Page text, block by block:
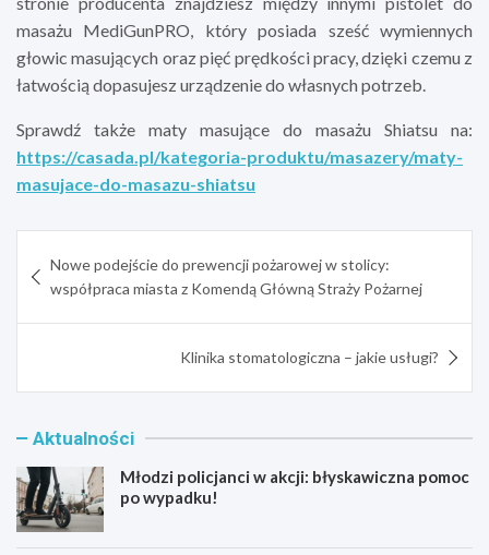
masażu MediGunPRO, który posiada sześć wymiennych
głowic masujących oraz pięć prędkości pracy, dzięki czemu z
łatwością dopasujesz urządzenie do własnych potrzeb.
Sprawdź także maty masujące do masażu Shiatsu na:
https://casada.pl/kategoria-produktu/masazery/maty-
masujace-do-masazu-shiatsu
wpisu
Nowe podejście do prewencji pożarowej w stolicy:
współpraca miasta z Komendą Główną Straży Pożarnej
Klinika stomatologiczna – jakie usługi?
Aktualności
Młodzi policjanci w akcji: błyskawiczna pomoc
po wypadku!